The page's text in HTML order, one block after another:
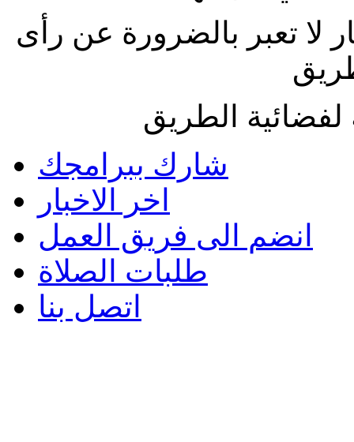
لا تعبر بالضرورة عن رأى
الطريق
شارك ببرامجك
اخر الاخبار
انضم الى فريق العمل
طلبات الصلاة
اتصل بنا